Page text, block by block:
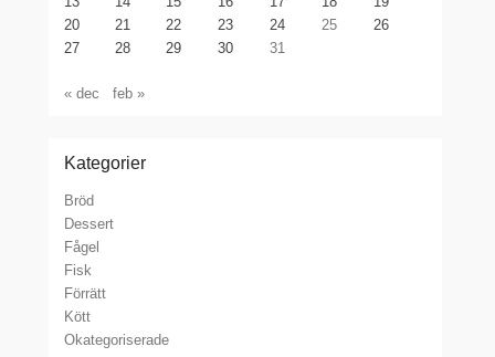
20
21 22 23 24 25
26
27
28 29 30 31
« dec feb »
Kategorier
Bröd
Dessert
Fågel
Fisk
Förrätt
Kött
Okategoriserade